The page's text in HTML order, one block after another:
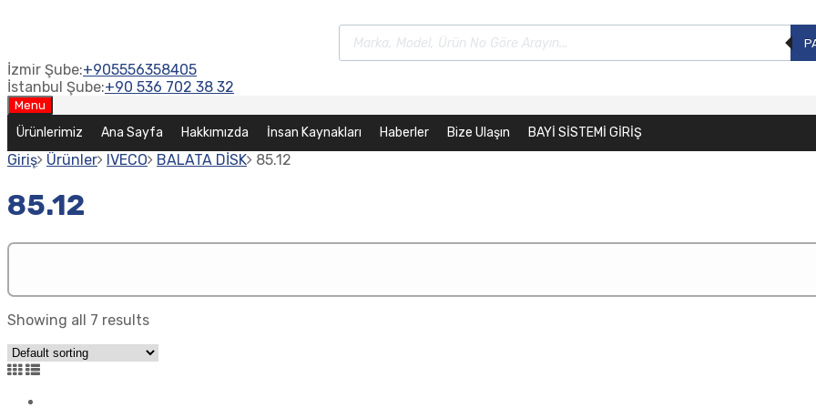
İzmir Şube:+905556358405
İstanbul Şube:+90 536 702 38 32
Menu
Ürünlerimiz Ana Sayfa Hakkımızda İnsan Kaynakları Haberler Bize Ulaşın BAYİ SİSTEMİ GİRİŞ
Giriş Ürünler IVECO BALATA DİSK 85.12
85.12
Showing all 7 results